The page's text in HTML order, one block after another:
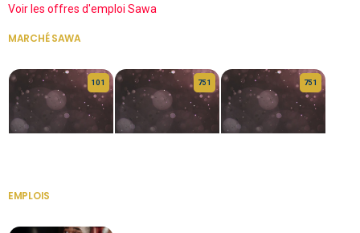
Voir les offres d'emploi Sawa
MARCHÉ SAWA
10 1 75 1 75 1
EMPLOIS